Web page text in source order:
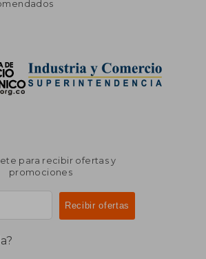
para recibir ofertas y
promociones